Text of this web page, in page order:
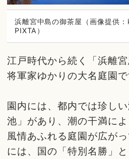
浜離宮中島の御茶屋（画像提供
PIXTA）
江戸時代から続く「浜離
将軍家ゆかりの大名庭園で
園内には、都内では珍し
池」があり、潮の干満に
風情あふれる庭園が広が
には、国の「特別名勝」